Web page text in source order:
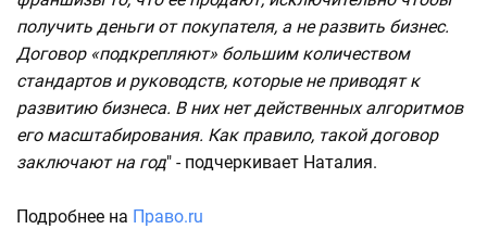
получить деньги от покупателя, а не развить бизнес.
Договор «подкрепляют» большим количеством
стандартов и руководств, которые не приводят к
развитию бизнеса. В них нет действенных алгоритмов
его масштабирования. Как правило, такой договор
заключают на год" - подчеркивает Наталия.
Подробнее на Право.ru